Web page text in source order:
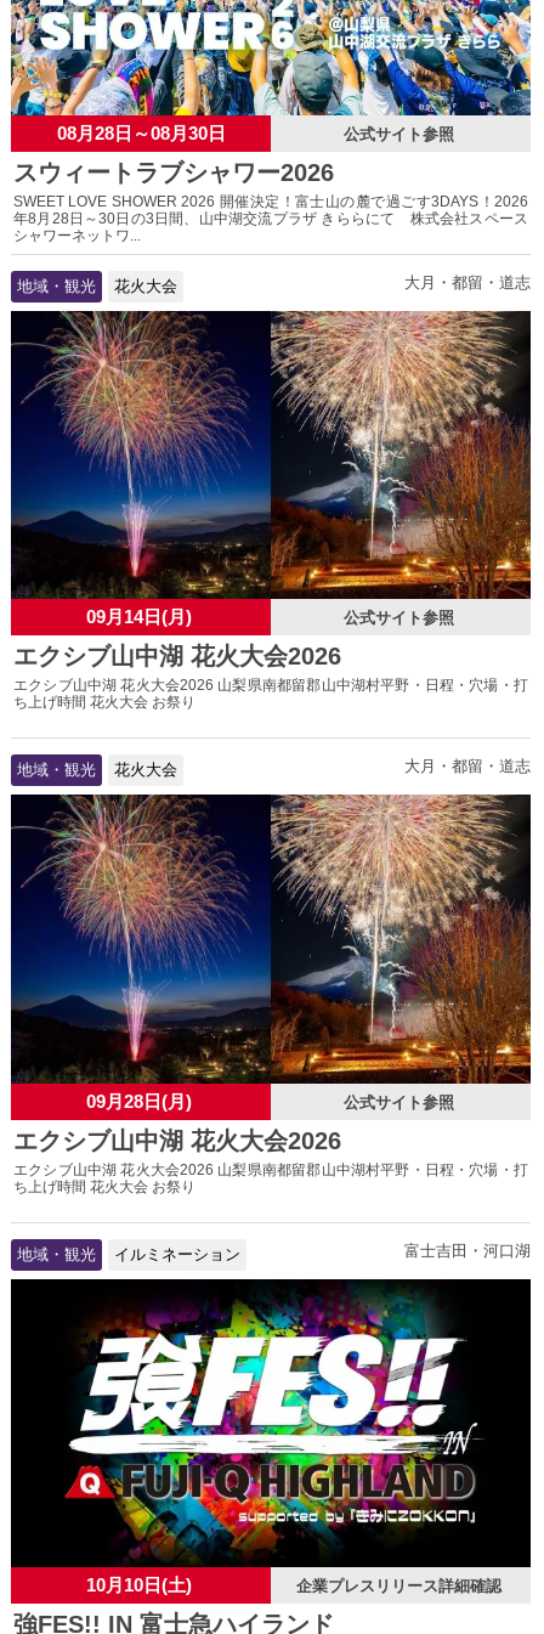
08月28日～08月30日 公式サイト参照
スウィートラブシャワー2026
SWEET LOVE SHOWER 2026 開催決定！富士山の麓で過ごす3DAYS！2026
年8月28日～30日の3日間、山中湖交流プラザ きららにて 株式会社スペース
シャワーネットワ...
地域・観光 花火大会 大月・都留・道志
09月14日(月) 公式サイト参照
エクシブ山中湖 花火大会2026
エクシブ山中湖 花火大会2026 山梨県南都留郡山中湖村平野・日程・穴場・打
ち上げ時間 花火大会 お祭り
地域・観光 花火大会 大月・都留・道志
09月28日(月) 公式サイト参照
エクシブ山中湖 花火大会2026
エクシブ山中湖 花火大会2026 山梨県南都留郡山中湖村平野・日程・穴場・打
ち上げ時間 花火大会 お祭り
地域・観光 イルミネーション 富士吉田・河口湖
10月10日(土) 企業プレスリリース詳細確認
強FES!! IN 富士急ハイランド